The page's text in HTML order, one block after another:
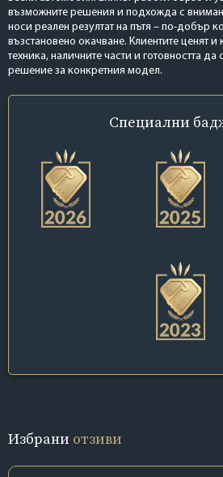
възможните решения и подхожда с
носи реален резултат на пътя – по-добър
възстановено окачване. Клиентите ценят и
техника, наличните части и готовността
решение за конкретния модел.
Специални
Избрани отзиви